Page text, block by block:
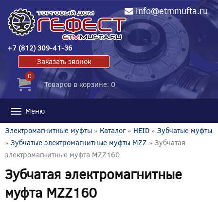
info@etmmufta.ru
+7 (812) 309-41-36
Заказать звонок
0
Товаров в корзине: 0
Меню
Электромагнитные муфты » Каталог» HEID » Зубчатые муфты
» Зубчатые электромагнитные муфты MZZ » Зубчатая
электромагнитные муфта MZZ160
Зубчатая электромагнитные
муфта MZZ160